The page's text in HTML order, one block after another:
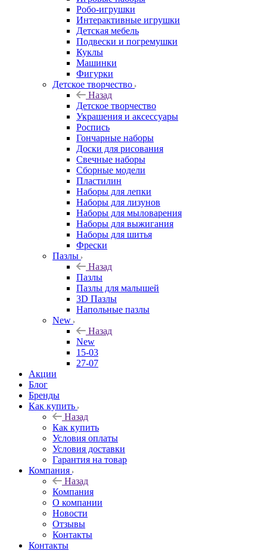
Робо-игрушки
Интерактивные игрушки
Детская мебель
Подвески и погремушки
Куклы
Машинки
Фигурки
Детское творчество
Назад
Детское творчество
Украшения и аксессуары
Роспись
Гончарные наборы
Доски для рисования
Свечные наборы
Сборные модели
Пластилин
Наборы для лепки
Наборы для лизунов
Наборы для мыловарения
Наборы для выжигания
Наборы для шитья
Фрески
Пазлы
Назад
Пазлы
Пазлы для малышей
3D Пазлы
Напольные пазлы
New
Назад
New
15-03
27-07
Акции
Блог
Бренды
Как купить
Назад
Как купить
Условия оплаты
Условия доставки
Гарантия на товар
Компания
Назад
Компания
О компании
Новости
Отзывы
Контакты
Контакты